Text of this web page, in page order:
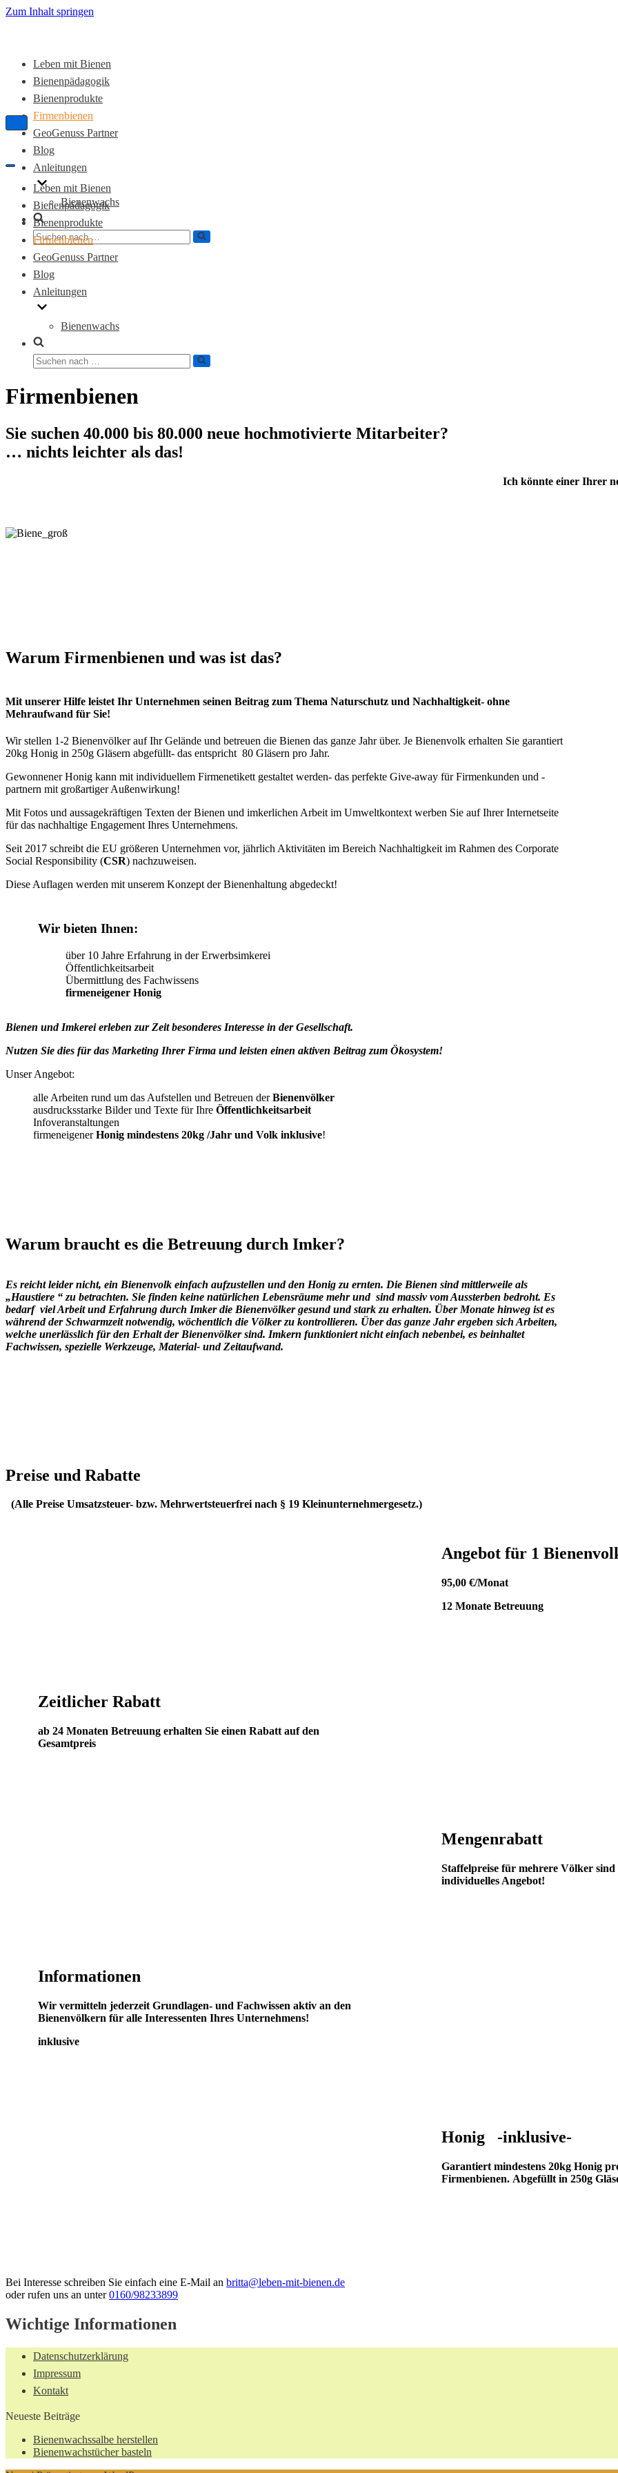
Zum Inhalt springen
Leben mit Bienen
Bienenpädagogik
Bienenprodukte
Firmenbienen
GeoGenuss Partner
Blog
Anleitungen
Bienenwachs
Suchen
nach …
Navigations-
Menü
Navigations-
Leben mit Bienen
Bienenpädagogik
Bienenprodukte
Firmenbienen
GeoGenuss Partner
Blog
Anleitungen
Bienenwachs
Suchen
Firmenbienen
Sie suchen 40.000 bis 80.000 neue hochmotivierte Mitarbeiter?
… nichts leichter als das!
Ich könnte einer Ihrer
Warum Firmenbienen und was ist das?
Mit unserer Hilfe leistet Ihr Unternehmen seinen Beitrag zum Thema Naturschutz und Nachhaltigkeit- ohne
Mehraufwand für Sie!
Wir stellen 1-2 Bienenvölker auf Ihr Gelände und betreuen die Bienen das ganze Jahr über. Je Bienenvolk erhalten Sie garantiert
20kg Honig in 250g Gläsern abgefüllt- das entspricht 80 Gläsern pro Jahr.
Gewonnener Honig kann mit individuellem Firmenetikett gestaltet werden- das perfekte Give-away für Firmenkunden und -
partnern mit großartiger Außenwirkung!
Mit Fotos und aussagekräftigen Texten der Bienen und imkerlichen Arbeit im Umweltkontext werben Sie auf Ihrer Internetseite
für das nachhaltige Engagement Ihres Unternehmens.
Seit 2017 schreibt die EU größeren Unternehmen vor, jährlich Aktivitäten im Bereich Nachhaltigkeit im Rahmen des Corporate
Social Responsibility (CSR) nachzuweisen.
Diese Auflagen werden mit unserem Konzept der Bienenhaltung abgedeckt!
Wir bieten Ihnen:
über 10 Jahre Erfahrung in der Erwerbsimkerei
Öffentlichkeitsarbeit
Übermittlung des Fachwissens
firmeneigener Honig
Bienen und Imkerei erleben zur Zeit besonderes Interesse in der Gesellschaft.
Nutzen Sie dies für das Marketing Ihrer Firma und leisten einen aktiven Beitrag zum Ökosystem!
Unser Angebot:
alle Arbeiten rund um das Aufstellen und Betreuen derBienenvölker
ausdrucksstarke Bilder und Texte für Ihre Öffentlichkeitsarbeit
Infoveranstaltungen
firmeneigenerHonig mindestens 20kg /Jahr und Volk inklusive!
Warum braucht es die Betreuung durch Imker?
Es reicht leider nicht, ein Bienenvolk einfach aufzustellen und den Honig zu ernten. Die Bienen sind mittlerweile als
„Haustiere “ zu betrachten. Sie finden keine natürlichen Lebensräume mehr und sind massiv vom Aussterben bedroht. Es
bedarf viel Arbeit und Erfahrung durch Imker die Bienenvölker gesund und stark zu erhalten. Über Monate hinweg ist es
während der Schwarmzeit notwendig, wöchentlich die Völker zu kontrollieren. Über das ganze Jahr ergeben sich Arbeiten,
welche unerlässlich für den Erhalt der Bienenvölker sind. Imkern funktioniert nicht einfach nebenbei, es beinhaltet
Fachwissen, spezielle Werkzeuge, Material- und Zeitaufwand.
Preise und Rabatte
(Alle Preise Umsatzsteuer- bzw. Mehrwertsteuerfrei nach § 19 Kleinunternehmergesetz.)
Angebot für 1
95,00 €/Monat
12 Monate Betreuung
Zeitlicher Rabatt
ab 24 Monaten Betreuung erhalten Sie einen Rabatt auf den
Gesamtpreis
Mengenrabatt
Staffelpreise für mehrere Völker sind
individuelles Angebot!
Informationen
Wir vermitteln jederzeit Grundlagen- und Fachwissen aktiv an den
Bienenvölkern für alle Interessenten Ihres Unternehmens!
inklusive
Honig -inklusive-
Garantiert mindestens 20kg Honig
Firmenbienen. Abgefüllt in 250g
Bei Interesse schreiben Sie einfach eine E-Mail an britta@leben-mit-bienen.de
oder rufen uns an unter0160/98233899
Wichtige Informationen
Datenschutzerklärung
Impressum
Kontakt
Neueste Beiträge
Bienenwachssalbe herstellen
Bienenwachstücher basteln